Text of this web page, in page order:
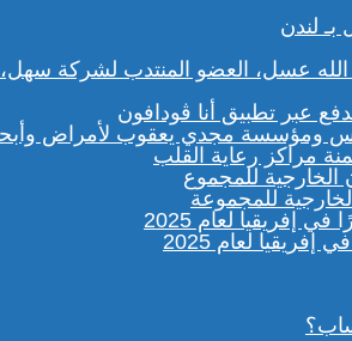
عبر تطبيق أنا ڤودافون
مراكز رعاية القلب
للمجموعة